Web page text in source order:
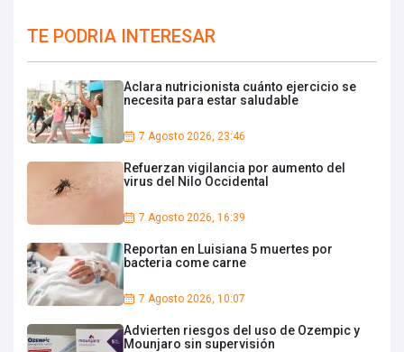
TE PODRIA INTERESAR
Aclara nutricionista cuánto ejercicio se
necesita para estar saludable
7 Agosto 2026, 23:46
Refuerzan vigilancia por aumento del
virus del Nilo Occidental
7 Agosto 2026, 16:39
Reportan en Luisiana 5 muertes por
bacteria come carne
7 Agosto 2026, 10:07
Advierten riesgos del uso de Ozempic y
Mounjaro sin supervisión